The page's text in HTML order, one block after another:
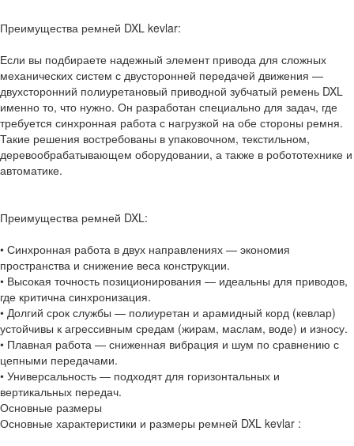
Преимущества ремней DXL kevlar:
Если вы подбираете надежный элемент привода для сложных
механических систем с двусторонней передачей движения —
двухсторонний полиуретановый приводной зубчатый ремень DXL
именно то, что нужно. Он разработан специально для задач, где
требуется синхронная работа с нагрузкой на обе стороны ремня.
Такие решения востребованы в упаковочном, текстильном,
деревообрабатывающем оборудовании, а также в робототехнике и
автоматике.
Преимущества ремней DXL:
• Синхронная работа в двух направлениях — экономия
пространства и снижение веса конструкции.
• Высокая точность позиционирования — идеальны для приводов,
где критична синхронизация.
• Долгий срок службы — полиуретан и арамидный корд (кевлар)
устойчивы к агрессивным средам (жирам, маслам, воде) и износу.
• Плавная работа — сниженная вибрация и шум по сравнению с
цепными передачами.
• Универсальность — подходят для горизонтальных и
вертикальных передач.
Основные размеры
Основные характеристики и размеры ремней DXL kevlar :